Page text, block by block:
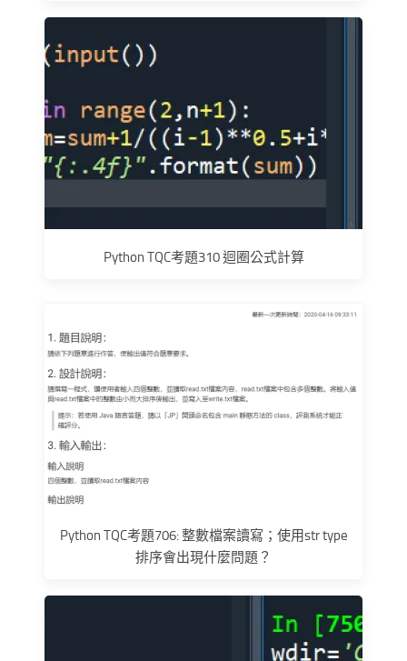
Python TQC考題310 迴圈公式計算
Python TQC考題706: 整數檔案讀寫；使用str type
排序會出現什麼問題？